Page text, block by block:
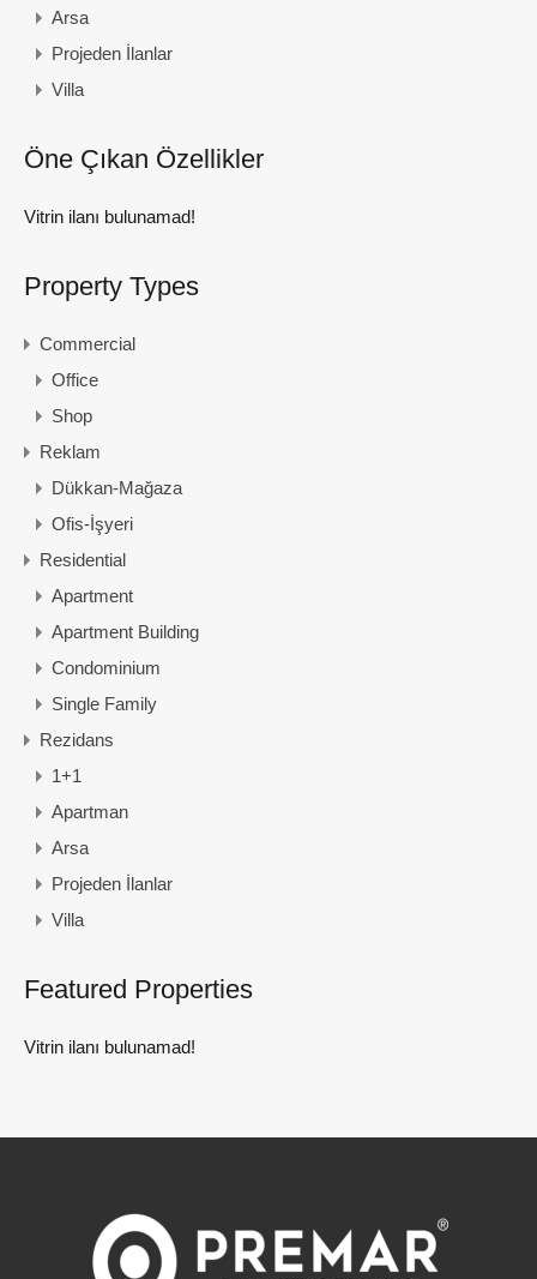
Arsa
Projeden İlanlar
Villa
Öne Çıkan Özellikler
Vitrin ilanı bulunamad!
Property Types
Commercial
Office
Shop
Reklam
Dükkan-Mağaza
Ofis-İşyeri
Residential
Apartment
Apartment Building
Condominium
Single Family
Rezidans
1+1
Apartman
Arsa
Projeden İlanlar
Villa
Featured Properties
Vitrin ilanı bulunamad!